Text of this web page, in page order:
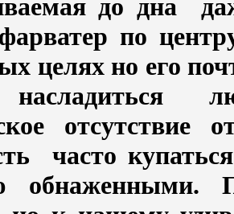
до дна
по
целях но его
насладиться
отсутствие
часто купаться